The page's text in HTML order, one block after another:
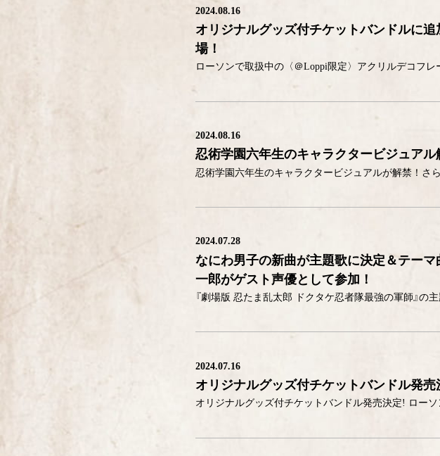
2024.08.16
オリジナルグッズ付チケットバンドルに
場！
2024.08.16
忍術学園六年生のキャラクタービジュア
2024.07.28
なにわ男子の新曲が主題歌に決定＆テーマ
一郎がゲスト声優として参加！
2024.07.16
オリジナルグッズ付チケットバンドル発売